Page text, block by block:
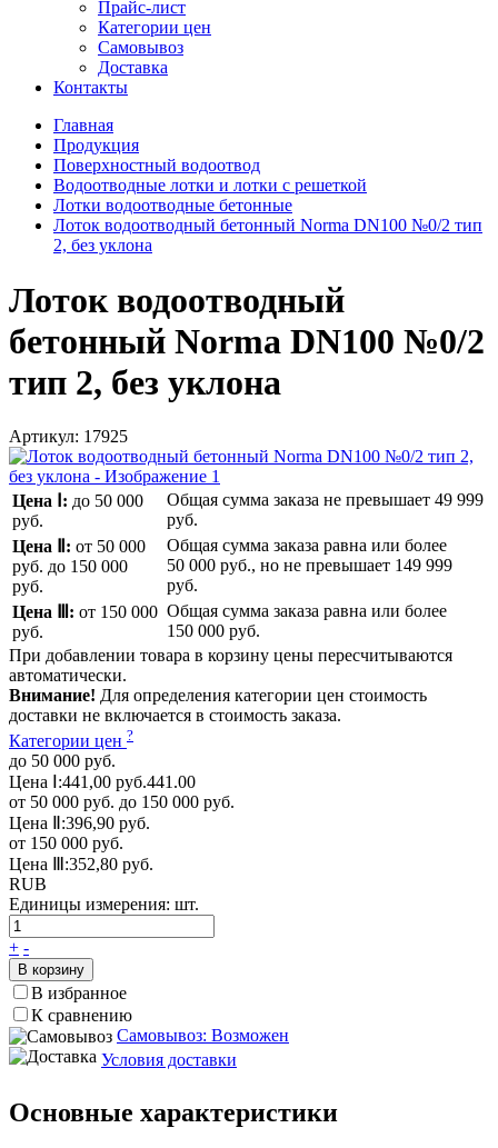
Прайс-лист
Категории цен
Самовывоз
Доставка
Контакты
Главная
Продукция
Поверхностный водоотвод
Водоотводные лотки и лотки с решеткой
Лотки водоотводные бетонные
Лоток водоотводный бетонный Norma DN100 №0/2 тип
2, без уклона
Лоток водоотводный
бетонный Norma DN100 №0/2
тип 2, без уклона
Артикул: 17925
Цена Ⅰ: до 50 000
руб.
Общая сумма заказа не превышает 49 999
руб.
Цена Ⅱ: от 50 000
руб. до 150 000
руб.
Общая сумма заказа равна или более
50 000 руб., но не превышает 149 999
руб.
Цена Ⅲ: от 150 000
руб.
Общая сумма заказа равна или более
150 000 руб.
При добавлении товара в корзину цены пересчитываются
автоматически.
Внимание! Для определения категории цен стоимость
доставки не включается в стоимость заказа.
Категории цен ?
до 50 000 руб.
Цена Ⅰ:441,00 руб.441.00
от 50 000 руб. до 150 000 руб.
Цена Ⅱ:396,90 руб.
от 150 000 руб.
Цена Ⅲ:352,80 руб.
RUB
Единицы измерения: шт.
+ -
В корзину
В избранное
К сравнению
Самовывоз: Возможен
Условия доставки
Основные характеристики